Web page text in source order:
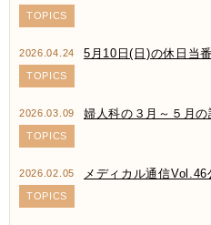
TOPICS
2026.04.24
TOPICS
5月10日(日)の休日当
2026.03.09
TOPICS
婦人科の３月～５月の
2026.02.05
TOPICS
メディカル通信Vol.46